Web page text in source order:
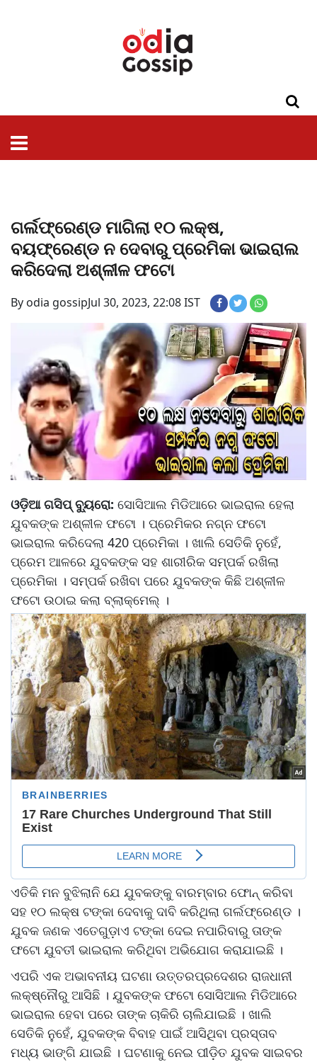
ଗର୍ଲଫ୍ରେଣ୍ଡ ମାଗିଲା ୧୦ ଲକ୍ଷ,
ବୟଫ୍ରେଣ୍ଡ ନ ଦେବାରୁ ପ୍ରେମିକା ଭାଇରାଲ
କରିଦେଲା ଅଶ୍ଳୀଳ ଫଟୋ
By odia gossipJul 30, 2023, 22:08 IST
ଓଡ଼ିଆ ଗସିପ୍ ବ୍ୟୁରୋ: ସୋସିଆଲ ମିଡିଆରେ ଭାଇରାଲ ହେଲା
ଯୁବକଙ୍କ ଅଶ୍ଳୀଳ ଫଟୋ । ପ୍ରେମିକର ନଗ୍ନ ଫଟୋ
ଭାଇରାଲ କରିଦେଲା 420 ପ୍ରେମିକା । ଖାଲି ସେତିକି ନୁହେଁ,
ପ୍ରେମ ଆଳରେ ଯୁବକଙ୍କ ସହ ଶାରୀରିକ ସମ୍ପର୍କ ରଖିଲା
ପ୍ରେମିକା । ସମ୍ପର୍କ ରଖିବା ପରେ ଯୁବକଙ୍କ କିଛି ଅଶ୍ଳୀଳ
ଫଟୋ ଉଠାଇ କଲା ବ୍ଲାକ୍‌ମେଲ୍‌ ।
ଏତିକି ମନ ବୁଝିଲାନି ଯେ ଯୁବକଙ୍କୁ ବାରମ୍ବାର ଫୋନ୍‌ କରିବା
ସହ ୧୦ ଲକ୍ଷ ଟଙ୍କା ଦେବାକୁ ଦାବି କରିଥିଲା ଗର୍ଲଫ୍ରେଣ୍ଡ ।
ଯୁବକ ଜଣକ ଏତେଗୁଡ଼ାଏ ଟଙ୍କା ଦେଇ ନପାରିବାରୁ ତାଙ୍କ
ଫଟୋ ଯୁବତୀ ଭାଇରାଲ କରିଥିବା ଅଭିଯୋଗ କରାଯାଇଛି ।
ଏପରି ଏକ ଅଭାବନୀୟ ଘଟଣା ଉତ୍ତରପ୍ରଦେଶର ରାଜଧାନୀ
ଲକ୍ଷ୍ନୌରୁ ଆସିଛି । ଯୁବକଙ୍କ ଫଟୋ ସୋସିଆଲ ମିଡିଆରେ
ଭାଇରାଲ ହେବା ପରେ ତାଙ୍କ ଚାକିରି ଚାଲିଯାଇଛି । ଖାଲି
ସେତିକି ନୁହେଁ, ଯୁବକଙ୍କ ବିବାହ ପାଇଁ ଆସିଥିବା ପ୍ରସ୍ତାବ
ମଧ୍ୟ ଭାଙ୍ଗି ଯାଇଛି । ଘଟଣାକୁ ନେଇ ପୀଡ଼ିତ ଯୁବକ ସାଇବର